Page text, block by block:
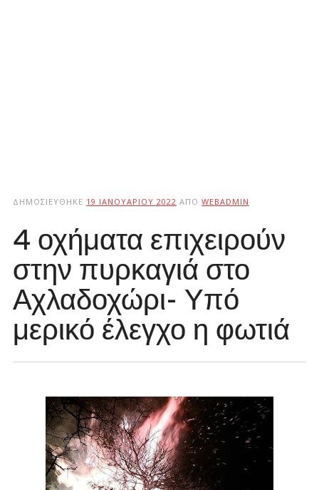
ΔΗΜΟΣΙΕΎΘΗΚΕ 19 ΙΑΝΟΥΑΡΊΟΥ 2022 ΑΠΌ WEBADMIN
4 οχήματα επιχειρούν
στην πυρκαγιά στο
Αχλαδοχώρι- Υπό
μερικό έλεγχο η φωτιά